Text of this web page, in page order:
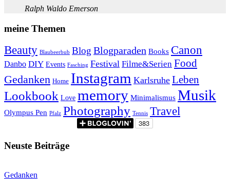
Ralph Waldo Emerson
meine Themen
Beauty Blaubeerbub Blog Blogparaden Books Canon
Danbo DIY Events Fasching Festival Filme&Serien Food
Gedanken Home Instagram Karlsruhe Leben
Lookbook Love memory Minimalismus Musik
Olympus Pen Pfalz Photography Tennis Travel
Neuste Beiträge
Gedanken